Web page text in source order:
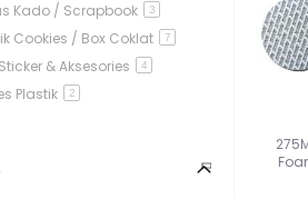
Kado / Scrapbook 3
Cookies / Box Coklat 7
& Aksesories 4
Plastik 2